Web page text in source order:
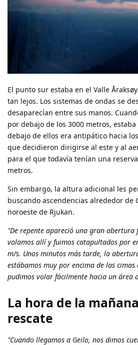
El punto sur estaba en el Valle
tan lejos. Los sistemas de ondas se
desaparecían entre sus manos.
por debajo de los 3000 metros,
debajo de ellos era antipático hacia
que decidieron dirigirse al este y al
para el que todavía tenían una
metros.
Sin embargo, la altura adicional les
buscando ascendencias alrededor de
noroeste de Rjukan.
"De repente apareció una gran abertura
volamos allí y fuimos catapultados por
m/s. Unos minutos más tarde, la
estábamos muy por encima de las
pudimos volar fácilmente hacia un área
La hora de la
rescate
"Cuando llegamos a Geilo, nos dimos